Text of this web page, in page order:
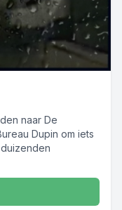
naar De
Dupin om iets